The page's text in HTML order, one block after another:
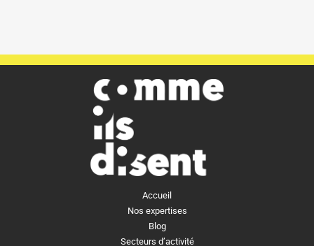
Accueil
Nos expertises
Blog
Secteurs d’activité